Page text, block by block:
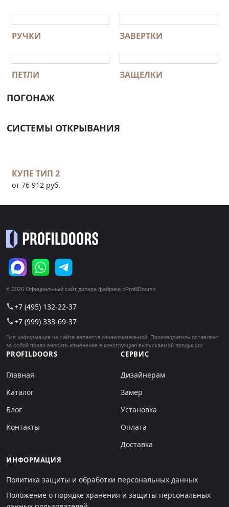
РУЧКИ ЗАВЕРТКИ
ПЕТЛИ ЗАЩЕЛКИ
ПОГОНАЖ
СИСТЕМЫ ОТКРЫВАНИЯ
КУПЕ ТИП 2
от 76 912 руб.
© 2026 Официальный сайт дилера фабрики «ProfilDoors»
call+7 (495) 132-22-37
call+7 (999) 333-69-37
Вся информация на сайте является ознакомительной. Производитель оставляет
за собой право вносить изменения в конструкцию выпускаемой продукции.
PROFILDOORS
Главная
Каталог
Блог
Контакты
СЕРВИС
Дизайнерам
Замер
Установка
Оплата
Доставка
ИНФОРМАЦИЯ
Политика защиты и обработки персональных данных
Положение о порядке хранения и защиты персональных